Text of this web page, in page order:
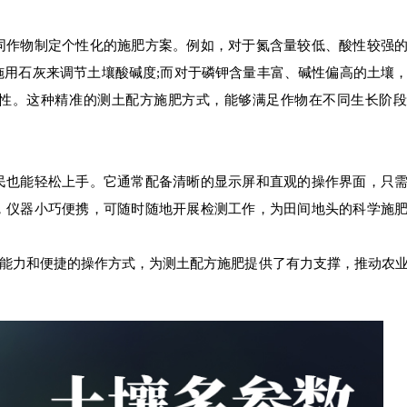
制定个性化的施肥方案。例如，对于氮含量较低、酸性较强
石灰来调节土壤酸碱度;而对于磷钾含量丰富、碱性偏高的土壤
。这种精准的测土配方施肥方式，能够满足作物在不同生长阶
轻松上手。它通常配备清晰的显示屏和直观的操作界面，只
器小巧便携，可随时随地开展检测工作，为田间地头的科学施
和便捷的操作方式，为测土配方施肥提供了有力支撑，推动农